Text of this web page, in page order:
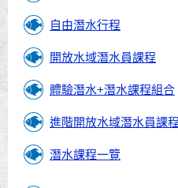
自由潛水行程
開放水域潛水員課程
體驗潛水+潛水課程組合
進階開放水域潛水員課程
潛水課程一覽